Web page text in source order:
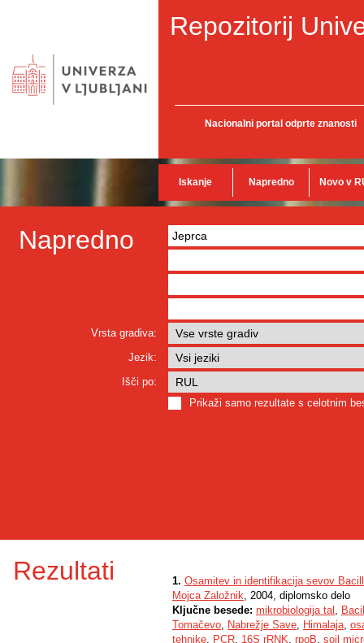
Repozitorij
Nacionalni portal odprte znanosti
Iskanje Napredno Novo v
Napredno
Vrsta gradiva:
Jezik:
Išči po:
Prikaži samo rezultate s celotnim
Rezultati 1. Osamitev in identifikacija sevov
Mojca Založnik, 2004, diplomsko delo
Ključne besede: mikrobiologija tal ,
Tomačevo, Nabrežje Save, Himalaja,
tehnike, PCR, 16S rRNK, rpoB, soil